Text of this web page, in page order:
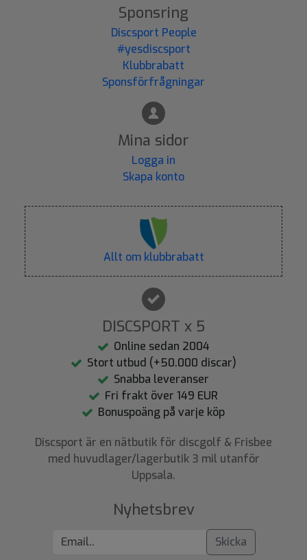
Sponsring
Discsport People
#yesdiscsport
Klubbrabatt
Sponsförfrågningar
Mina sidor
Logga in
Skapa konto
Allt om klubbrabatt
DISCSPORT x 5
Online sedan 2004
Stort utbud (+50.000 discar)
Snabba leveranser
Fri frakt över 149 EUR
Bonuspoäng på varje köp
Discsport är en nätbutik för discgolf & Frisbee
med huvudlager/lagerbutik 3 mil utanför
Uppsala.
Nyhetsbrev
Skicka